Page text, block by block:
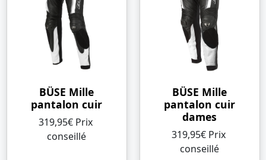
BÜSE Mille
pantalon cuir
319,95€ Prix ​​
conseillé
BÜSE Mille
pantalon cuir
dames
319,95€ Prix ​​
conseillé